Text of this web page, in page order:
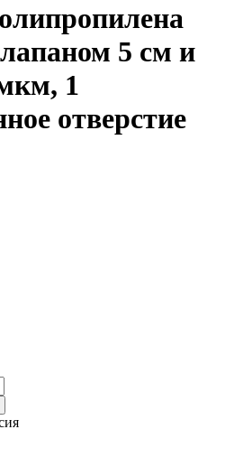
5 см и
1
отверстие